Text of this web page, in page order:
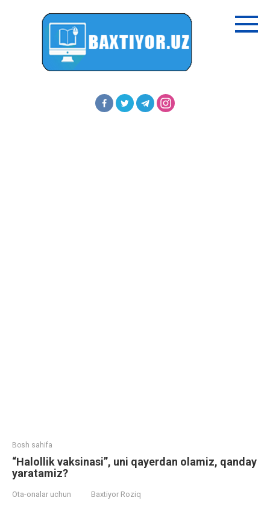
Bosh sahifa
“Halollik vaksinasi”, uni qayerdan olamiz, qanday
yaratamiz?
Ota-onalar uchun Baxtiyor Roziq